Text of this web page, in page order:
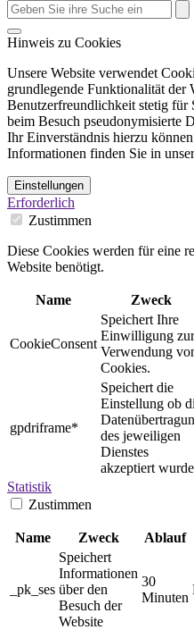
Hinweis zu Cookies
Unsere Website verwendet
grundlegende Funktionalität der
Benutzerfreundlichkeit stetig für
beim Besuch pseudonymisierte
Ihr Einverständnis hierzu
Informationen finden Sie in
Einstellungen
Erforderlich
Zustimmen
Diese Cookies werden für eine
Website benötigt.
Name Zweck
CookieConsent
Speichert Ihre
Einwilligung zur
Verwendung
Cookies.
gpdriframe*
Speichert die
Einstellung ob
des jeweiligen
Dienstes
akzeptiert wurde
Statistik
Zustimmen
Name Zweck Ablauf
_pk_ses
Speichert
Informationen
über den
Besuch der
Website
30
Minuten